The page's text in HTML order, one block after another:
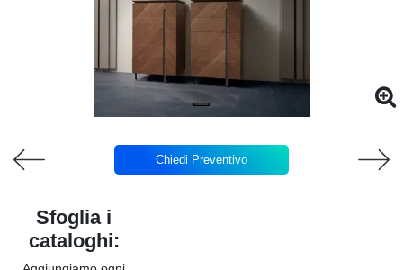
Chiedi Preventivo
Sfoglia i
cataloghi: